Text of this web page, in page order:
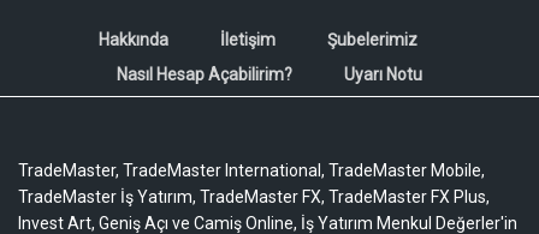
Hakkında İletişim
Şubelerimiz
Nasıl Hesap Açabilirim?
Uyarı Notu
TradeMaster, TradeMaster International, TradeMaster Mobile,
TradeMaster İş Yatırım, TradeMaster FX, TradeMaster FX Plus,
Invest Art, Geniş Açı ve Camiş Online, İş Yatırım Menkul Değerler'in